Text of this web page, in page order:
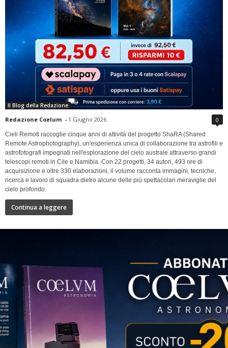
Il Blog della Redazione
Redazione Coelum - 1 Giugno 2026 0
Cieli Remoti raccoglie cinque anni di attività del progetto ShaRA (Shared
Remote Astrophotography), un'esperienza unica di collaborazione tra astrofili e
astrofotografi impegnati nell'esplorazione del cielo australe attraverso grandi
telescopi remoti in Cile e Namibia. Con 22 progetti, 34 autori, 493 ore di
acquisizione e oltre 330 elaborazioni, il volume racconta immagini, tecniche,
ricerca e lavoro di squadra dietro alcune delle più spettacolari meraviglie del
cielo profondo.
Continua a leggere